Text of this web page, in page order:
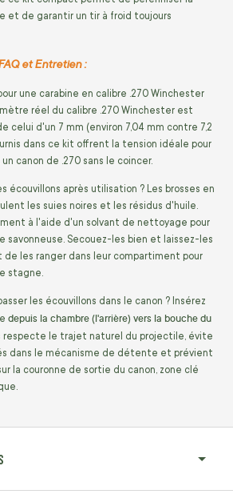
et de garantir un tir à froid toujours
et Entretien :
une carabine en calibre .270 Winchester
réel du calibre .270 Winchester est
celui d'un 7 mm (environ 7,04 mm contre 7,2
dans ce kit offrent la tension idéale pour
canon de .270 sans le coincer.
écouvillons après utilisation ? Les brosses en
les suies noires et les résidus d'huile.
à l'aide d'un solvant de nettoyage pour
savonneuse. Secouez-les bien et laissez-les
de les ranger dans leur compartiment pour
stagne.
les écouvillons dans le canon ? Insérez
depuis la chambre (l'arrière) vers la bouche du
respecte le trajet naturel du projectile, évite
dans le mécanisme de détente et prévient
la couronne de sortie du canon, zone clé